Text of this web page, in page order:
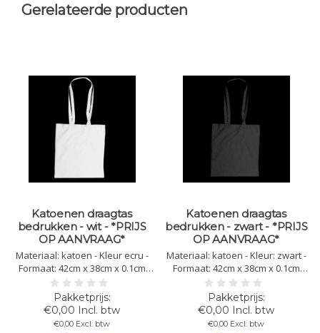
Gerelateerde producten
Katoenen draagtas
bedrukken - wit - *PRIJS
OP AANVRAAG*
Materiaal: katoen - Kleur ecru -
Formaat: 42cm x 38cm x 0.1cm
Lengte handvat: 82cm - Gewicht:
110 gr/m2 - Bedrukking mogelijk
in 1,2,3 of 4 kleuren
€0,00 Incl. btw
€0,00 Excl. btw
Katoenen draagtas
bedrukken - zwart - *PRIJS
OP AANVRAAG*
Materiaal: katoen - Kleur: zwart -
Formaat: 42cm x 38cm x 0.1cm
Lengte handvat: 82cm - Gewicht:
110 gr/m2 - Bedrukking mogelijk
in 1,2,3 of 4 kleuren
€0,00 Incl. btw
€0,00 Excl. btw